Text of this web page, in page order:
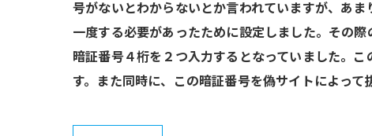
号がないとわからないとか言われていますが、あ
一度する必要があったために設定しました。その
暗証番号４桁を２つ入力するとなっていました。
す。また同時に、この暗証番号を偽サイトによって